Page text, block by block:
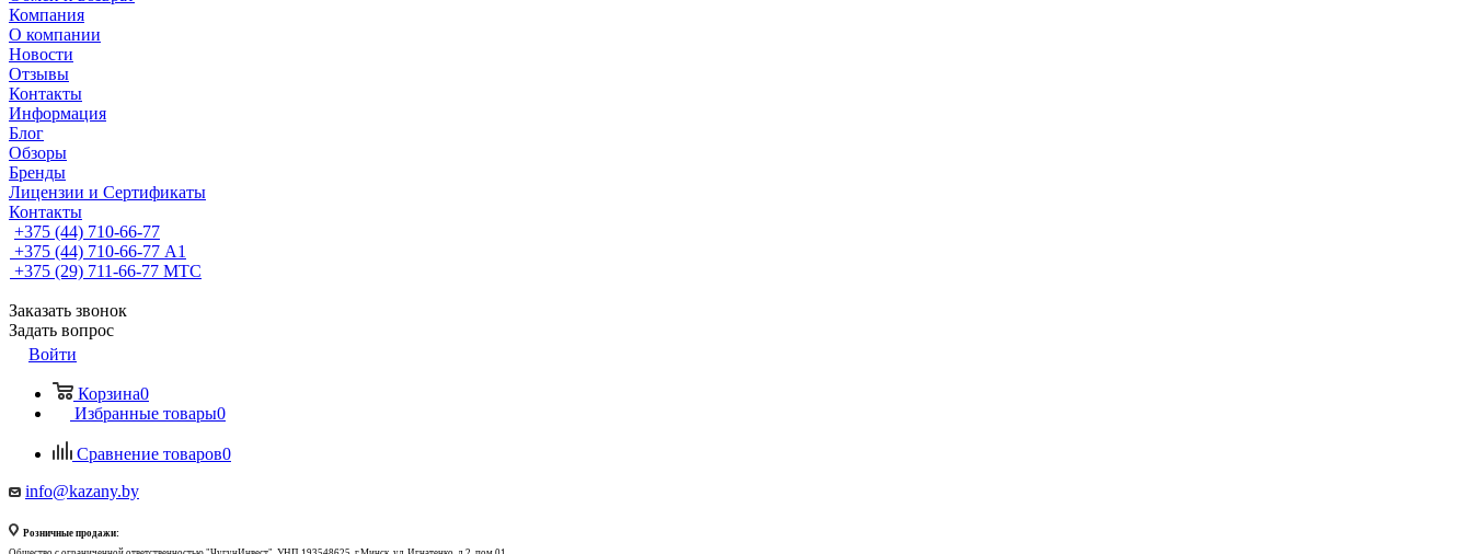
Компания
О компании
Новости
Отзывы
Контакты
Информация
Блог
Обзоры
Бренды
Лицензии и Сертификаты
Контакты
+375 (44) 710-66-77
+375 (44) 710-66-77 А1
+375 (29) 711-66-77 МТС
Заказать звонок
Задать вопрос
Войти
Корзина0
Избранные товары0
Сравнение товаров0
info@kazany.by
Розничные продажи: